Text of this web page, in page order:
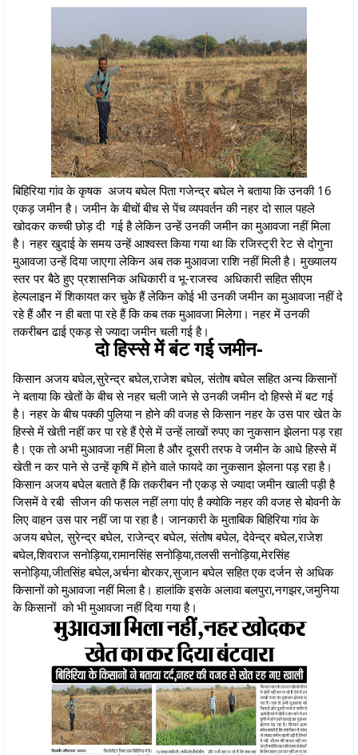
बिहिरिया गांव के कृषक अजय बघेल पिता गजेन्द्र बघेल ने बताया कि उनकी 16
एकड़ जमीन है। जमीन के बीचों बीच से पेंच व्यपवर्तन की नहर दो साल पहले
खोदकर कच्ची छोड़ दी गई है लेकिन उन्हें उनकी जमीन का मुआवजा नहीं मिला
है। नहर खुदाई के समय उन्हें आश्वस्त किया गया था कि रजिस्ट्री रेट से दोगुना
मुआवजा उन्हें दिया जाएगा लेकिन अब तक मुआवजा राशि नहीं मिली है। मुख्यालय
स्तर पर बैठे हुए प्रशासनिक अधिकारी व भू-राजस्व अधिकारी सहित सीएम
हेल्पलाइन में शिकायत कर चुके हैं लेकिन कोई भी उनकी जमीन का मुआवजा नहीं दे
रहे हैं और न ही बता पा रहे हैं कि कब तक मुआवजा मिलेगा। नहर में उनकी
तकरीबन ढाई एकड़ से ज्यादा जमीन चली गई है।
दो हिस्से में बंट गई जमीन-
किसान अजय बघेल,सुरेन्द्र बघेल,राजेश बघेल, संतोष बघेल सहित अन्य किसानों
ने बताया कि खेतों के बीच से नहर चली जाने से उनकी जमीन दो हिस्से में बट गई
है। नहर के बीच पक्की पुलिया न होने की वजह से किसान नहर के उस पार खेत के
हिस्से में खेती नहीं कर पा रहे हैं ऐसे में उन्हें लाखों रुपए का नुकसान झेलना पड़ रहा
है। एक तो अभी मुआवजा नहीं मिला है और दूसरी तरफ वे जमीन के आधे हिस्से में
खेती न कर पाने से उन्हें कृषि में होने वाले फायदे का नुकसान झेलना पड़ रहा है।
किसान अजय बघेल बताते हैं कि तकरीबन नौ एकड़ से ज्यादा जमीन खाली पड़ी है
जिसमें वे रबी सीजन की फसल नहीं लगा पांए है क्योकि नहर की वजह से बोवनी के
लिए वाहन उस पार नहीं जा पा रहा है। जानकारी के मुताबिक बिहिरिया गांव के
अजय बघेल, सुरेन्द्र बघेल, राजेन्द्र बघेल, संतोष बघेल, देवेन्द्र बघेल,राजेश
बघेल,शिवराज सनोड़िया,रामानसिंह सनोड़िया,तलसी सनोड़िया,मेरसिंह
सनोड़िया,जीतसिंह बघेल,अर्चना बोरकर,सुजान बघेल सहित एक दर्जन से अधिक
किसानों को मुआवजा नहीं मिला है। हालांकि इसके अलावा बलपुरा,नगझर,जमुनिया
के किसानों को भी मुआवजा नहीं दिया गया है।